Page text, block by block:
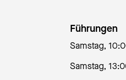
Führungen
Samstag,
Samstag,